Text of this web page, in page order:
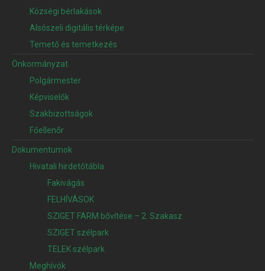
Községi bérlakások
Alsószeli digitális térképe
Temető és temetkezés
Önkormányzat
Polgármester
Képviselők
Szakbizottságok
Főellenőr
Dokumentumok
Hivatali hirdetőtábla
Fakivágás
FELHÍVÁSOK
SZIGET FARM bővítése – 2. Szakasz
SZIGET szélpark
TELEK szélpark
Meghívók